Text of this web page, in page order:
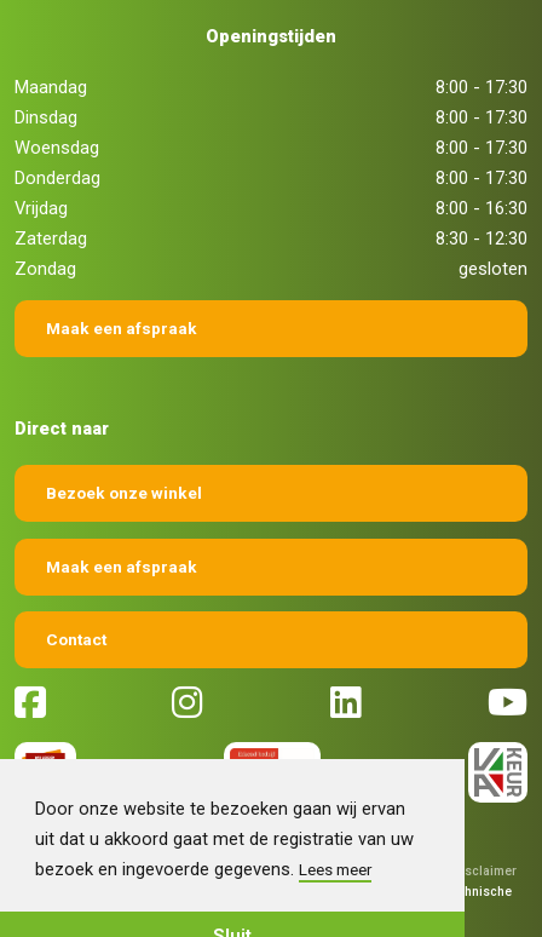
Door onze website te bezoeken gaan wij ervan
uit dat u akkoord gaat met de registratie van uw
bezoek en ingevoerde gegevens.Lees meer
Openingstijden
Maandag
8:00 - 17:30
Dinsdag
8:00 - 17:30
Woensdag
8:00 - 17:30
Donderdag
8:00 - 17:30
Vrijdag
8:00 - 16:30
Zaterdag
8:30 - 12:30
Zondag
gesloten
Maak een afspraak
Direct naar
Bezoek onze winkel
Maak een afspraak
Contact
© 2026 Machinehandel Bruntink BV | Algemene voorwaarden
Disclaimer
Technische
realisatieSieronline B.V.